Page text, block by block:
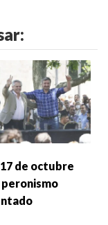
de octubre
peronismo